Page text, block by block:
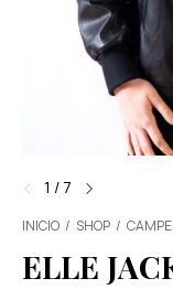
1 / 7
INICIO / SHOP /
ELLE